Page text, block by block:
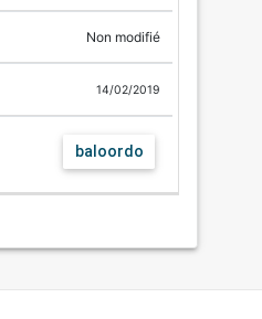
Non modifié
14/02/2019
baloordo